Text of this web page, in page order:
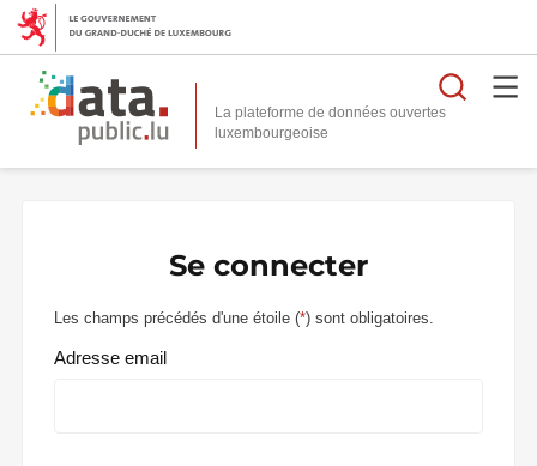
La plateforme de données ouvertes
Se connecter
Les champs précédés d'une étoile (*) sont obligatoires.
Adresse email